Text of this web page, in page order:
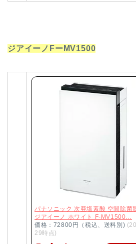
ジアイーノFーMV1500
パナソニック 次亜塩素酸 空間除菌
ジアイーノ ホワイト F-MV1500…
価格：72800円（税込、送料別)
29時点)